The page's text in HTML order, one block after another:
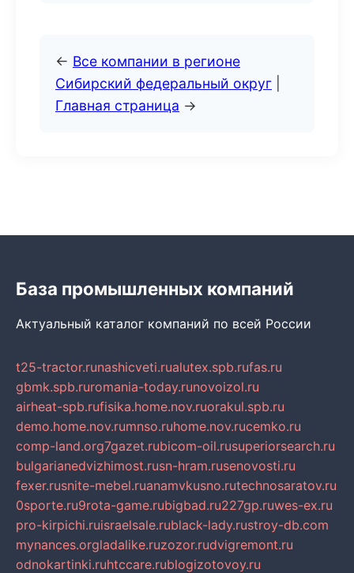
← Все компании в регионе
Сибирский федеральный округ
Главная страница →
База промышленных компаний
Актуальный каталог компаний по всей России
t25-tractor.runashicveti.rualutex.spb.rufas.ru
gbmk.spb.ruromania-today.runovoizol.ru
airheat-spb.rufisika.home.nov.ruorakul.spb.ru
demo.home.nov.rumnso.ruhome.nov.rucemko.ru
comp-land.org7gazet.rubicom-oil.rusuperiorsearch.ru
bulgarianedvizhimost.rusn-hram.rusenovosti.ru
fexer.rusnite-mebel.ruanamvkusno.rutechnosaratov.ru
0sporte.ru9rota-game.rubigbad.ru227gp.ruwes-ex.ru
pro-kirpichi.ruisraelsale.rublack-lady.rustroy-db.com
mynances.orgladalike.ruzozor.rudvigremont.ru
odnokartinki.ruhtccare.rublogizotovoy.ru